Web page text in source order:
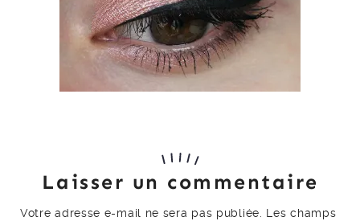
Laisser un commentaire
Votre adresse e-mail ne sera pas publiée.
Les champs